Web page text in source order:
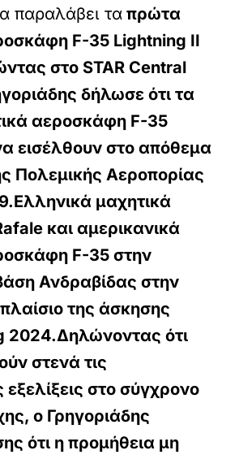
παραλάβει τα πρώτα
F-35 Lightning II
στο STAR Central
δήλωσε ότι τα
αεροσκάφη F-35
εισέλθουνστο απόθεμα
Πολεμικής Αεροπορίας
μαχητικά
και αμερικανικά
F-35 στην
Ανδραβίδας στην
της άσκησης
2024.Δηλώνοντας ότι
στενά τις
εξελίξεις στο σύγχρονο
ο Γρηγοριάδης
ότι η προμήθεια μη